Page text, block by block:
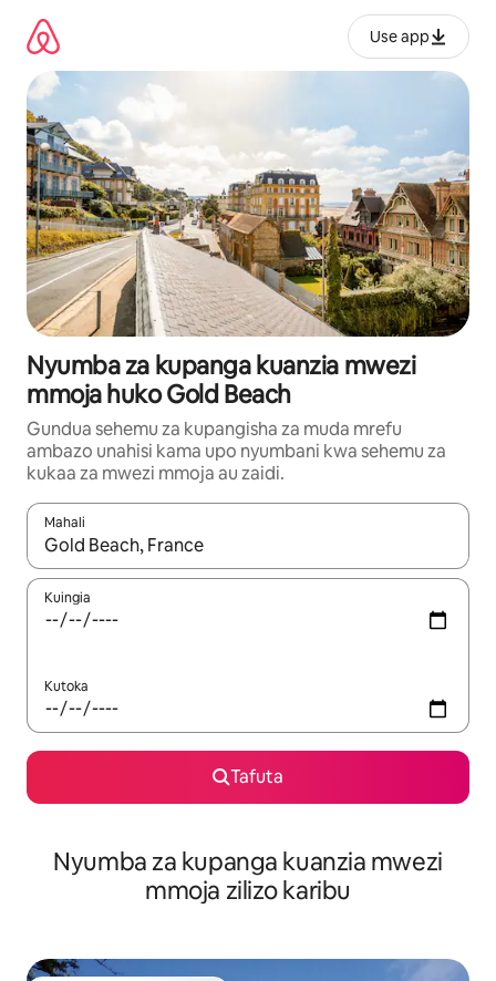
kwenda
kwenye
maudhui
Use app
Nyumba za kupanga kuanzia mwezi
mmoja huko Gold Beach
Gundua sehemu za kupangisha za muda mrefu
ambazo unahisi kama upo nyumbani kwa sehemu za
kukaa za mwezi mmoja au zaidi.
Mahali
Wakati matokeo yanapatikana, vinjari kwa kutumia vitufe vya
Kuingia
Kutoka
Tafuta
Nyumba za kupanga kuanzia mwezi
mmoja zilizo karibu